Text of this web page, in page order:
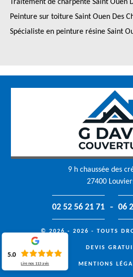
Traitement de charpente Saint Ouen
Peinture sur toiture Saint Ouen Des
Spécialiste en peinture résine Saint
9 h chaussée des
27400
02 52 56 21 71 - 06
© 2026 - 2026 - TOUTS
DEVIS
MENTIONS
5.0
Lire nos 113 avis